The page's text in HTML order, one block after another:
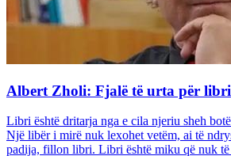
Albert Zholi: Fjalë të urta për
Libri është dritarja nga e cila njeriu sheh
Një libër i mirë nuk lexohet vetëm, ai të
padija, fillon libri. Libri është miku që nuk